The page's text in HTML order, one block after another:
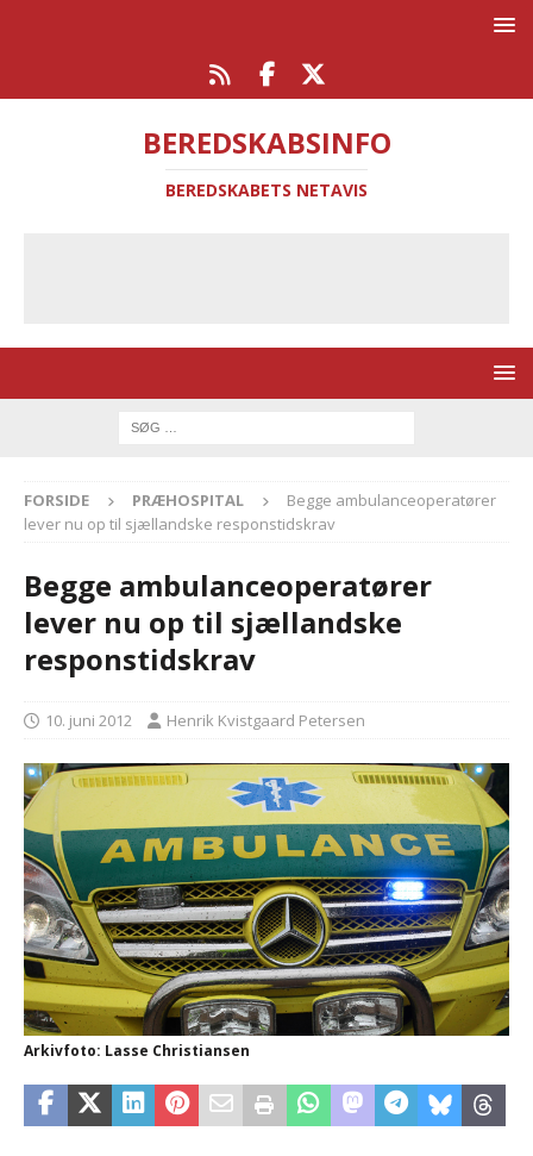
BEREDSKABSINFO
BEREDSKABETS NETAVIS
FORSIDE PRÆHOSPITAL
Begge ambulanceoperatører
lever nu op til sjællandske responstidskrav
Begge ambulanceoperatører
lever nu op til sjællandske
responstidskrav
10. juni 2012 Henrik Kvistgaard Petersen
Arkivfoto: Lasse Christiansen